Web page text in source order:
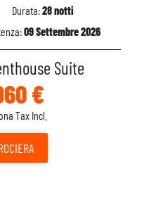
Durata:28 notti
09 Settembre 2026
Suite
€
Tax Incl.